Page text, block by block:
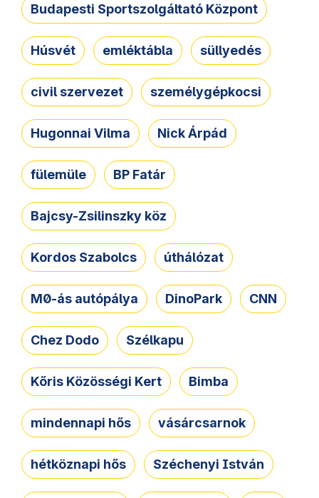
Budapesti Sportszolgáltató Központ
Húsvét emléktábla süllyedés
civil szervezet személygépkocsi
Hugonnai Vilma Nick Árpád
fülemüle BP Fatár
Bajcsy-Zsilinszky köz
Kordos Szabolcs úthálózat
M0-ás autópálya DinoPark CNN
Chez Dodo Szélkapu
Kőris Közösségi Kert Bimba
mindennapi hős vásárcsarnok
hétköznapi hős Széchenyi István